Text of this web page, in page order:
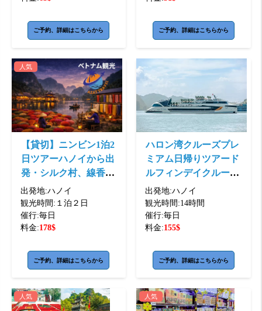
ご予約、詳細はこちらから ご予約、詳細はこちらから
人気
【貸切】ニンビン1泊2
日ツアーハノイから出
発・シルク村、線香村
１泊タムコック-ニン
ビン・ホア ...
出発地:ハノイ
観光時間: １泊２日
催行:毎日
料金:178$
ご予約、詳細はこちらから
ハロン湾クルーズプレ
ミアム日帰りツアード
ルフィンデイクルー
ズ・スンソット洞窟、
ティートップ（ ...
出発地:ハノイ
観光時間:14時間
催行:毎日
料金:155$
ご予約、詳細はこちらから
人気 人気